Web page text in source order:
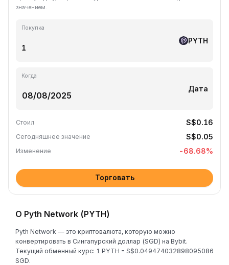
значением.
Покупка
PYTH
Когда
Дата
Стоил S$0.16
Сегодняшнее значение S$0.05
Изменение -68.68%
Торговать
О Pyth Network (PYTH)
Pyth Network — это криптовалюта, которую можно
конвертировать в Сингапурский доллар (SGD) на Bybit.
Текущий обменный курс: 1 PYTH = S$0.049474032898095086
SGD.